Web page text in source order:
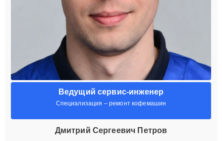
Ведущий сервис-инженер
Специализация – ремонт кофемашин
Дмитрий Сергеевич Петров